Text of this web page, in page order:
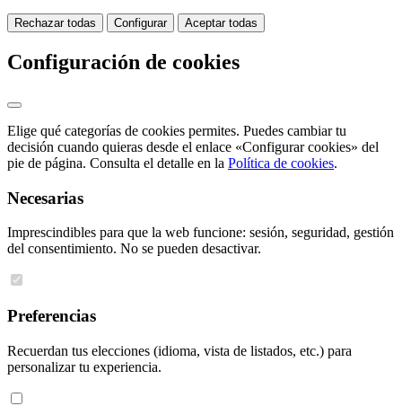
Rechazar todas Configurar Aceptar todas
Configuración de cookies
Elige qué categorías de cookies permites. Puedes cambiar tu
decisión cuando quieras desde el enlace «Configurar cookies» del
pie de página. Consulta el detalle en la Política de cookies.
Necesarias
Imprescindibles para que la web funcione: sesión, seguridad, gestión
del consentimiento. No se pueden desactivar.
Preferencias
Recuerdan tus elecciones (idioma, vista de listados, etc.) para
personalizar tu experiencia.